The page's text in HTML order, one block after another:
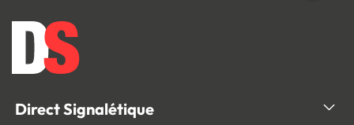
Direct Signalétique